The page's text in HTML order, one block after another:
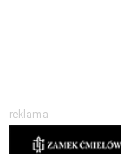
reklama